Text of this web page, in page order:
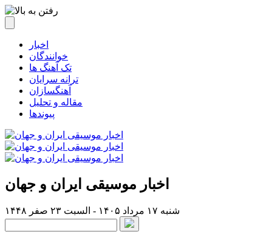
اخبار
خوانندگان
تک آهنگ ها
ترانه سرایان
آهنگسازان
مقاله و تحلیل
پیوندها
اخبار موسیقی ایران و جهان
شنبه ۱۷ مرداد ۱۴۰۵ - السبت ۲۳ صفر ۱۴۴۸